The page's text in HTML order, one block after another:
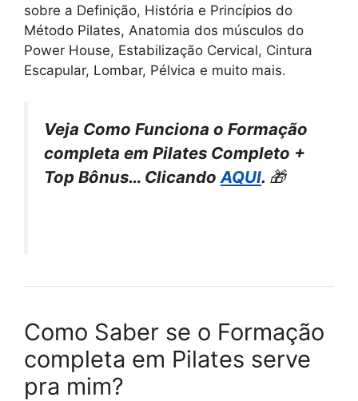
sobre a Definição, História e Princípios do
Método Pilates, Anatomia dos músculos do
Power House, Estabilização Cervical, Cintura
Escapular, Lombar, Pélvica e muito mais.
Veja Como Funciona o Formação
completa em Pilates Completo +
Top Bônus… Clicando AQUI. 🎁
Como Saber se o Formação
completa em Pilates serve
pra mim?